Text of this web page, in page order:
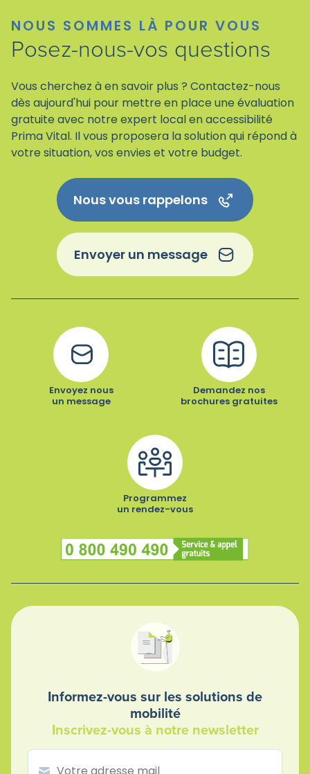
NOUS SOMMES LÀ POUR VOUS
Posez-nous-vos questions
Vous cherchez à en savoir plus ? Contactez-nous
dès aujourd'hui pour mettre en place une évaluation
gratuite avec notre expert local en accessibilité
Prima Vital. Il vous proposera la solution qui répond à
votre situation, vos envies et votre budget.
Nous vous rappelons
Envoyer un message
Envoyez nous
un message
Demandez nos
brochures gratuites
Programmez
un rendez-vous
Informez-vous sur les solutions de
mobilité
Inscrivez-vous à notre newsletter